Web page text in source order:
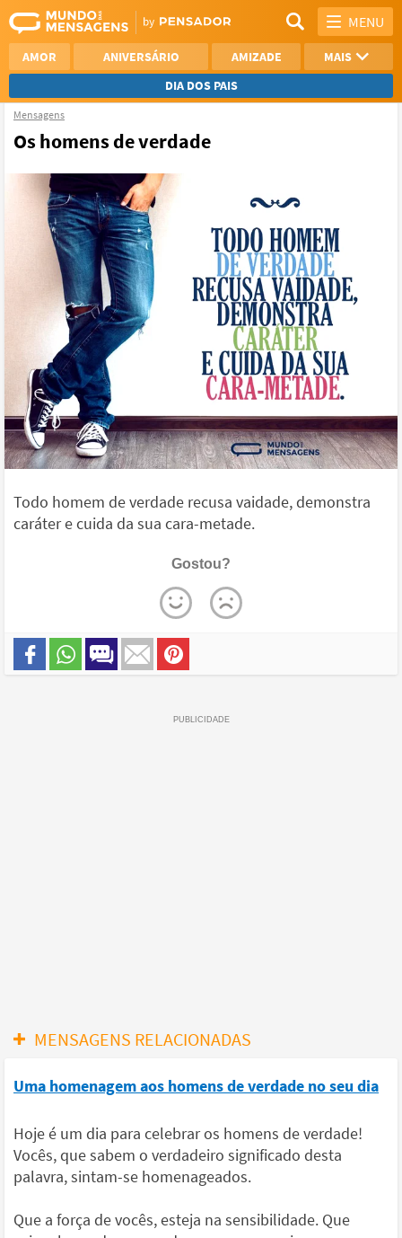
MENU
AMOR ANIVERSÁRIO AMIZADE
MAIS
DIA DOS PAIS
REFLEXÃO
NAMORO
VER TODAS
Mensagens
Os homens de verdade
Todo homem de verdade recusa vaidade, demonstra
caráter e cuida da sua cara-metade.
Gostou?
MENSAGENS RELACIONADAS
Uma homenagem aos homens de verdade no seu dia
Hoje é um dia para celebrar os homens de verdade!
Vocês, que sabem o verdadeiro significado desta
palavra, sintam-se homenageados.
Que a força de vocês, esteja na sensibilidade. Que